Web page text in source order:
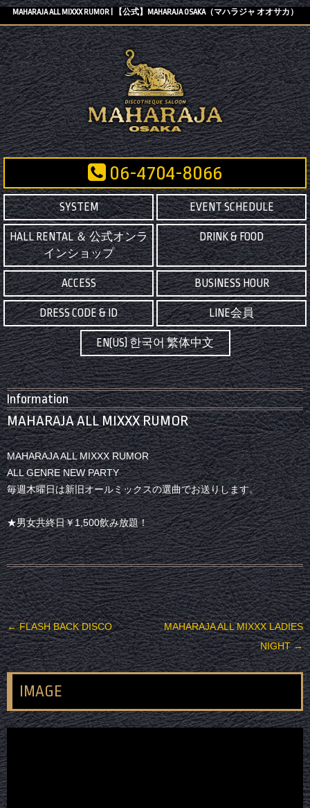
MAHARAJA ALL MIXXX RUMOR | 【公式】MAHARAJA OSAKA（マハラジャ オオサカ）
06-4704-8066
SYSTEM EVENT SCHEDULE
HALL RENTAL ＆ 公式オンラ
インショップ
DRINK & FOOD
ACCESS BUSINESS HOUR
DRESS CODE & ID LINE会員
EN(US) 한국어 繁体中文
Information
MAHARAJA ALL MIXXX RUMOR
MAHARAJA ALL MIXXX RUMOR
ALL GENRE NEW PARTY
毎週木曜日は新旧オールミックスの選曲でお送りします。
★男女共終日￥1,500飲み放題！
投稿ナビゲーション
←FLASH BACK DISCO
MAHARAJA ALL MIXXX LADIES
NIGHT→
IMAGE